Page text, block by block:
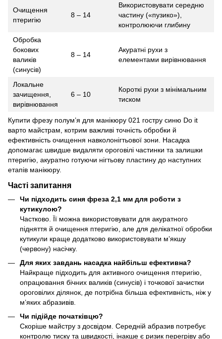
Очищення
птеригію
8 – 14
Використовувати середню
частину («пузико»),
контролюючи глибину
Обробка
бокових
валиків
(синусів)
8 – 14
Акуратні рухи з
елементами вирівнювання
Локальне
зачищення,
вирівнювання
6 – 10
Короткі рухи з мінімальним
тиском
Купити фрезу полум’я для манікюру 021 гостру синю Do it
варто майстрам, котрим важливі точність обробки й
ефективність очищення навколонігтьової зони. Насадка
допомагає швидше видаляти ороговілі частинки та залишки
птеригію, акуратно готуючи нігтьову пластину до наступних
етапів манікюру.
Часті запитання
Чи підходить синя фреза 2,1 мм для роботи з
кутикулою?
Частково. Її можна використовувати для акуратного
підняття й очищення птеригію, але для делікатної обробки
кутикули краще додатково використовувати м’якшу
(червону) насічку.
Для яких завдань насадка найбільш ефективна?
Найкраще підходить для активного очищення птеригію,
опрацювання бічних валиків (синусів) і точкової зачистки
ороговілих ділянок, де потрібна більша ефективність, ніж у
м’яких абразивів.
Чи підійде початківцю?
Скоріше майстру з досвідом. Середній абразив потребує
контролю тиску та швидкості, інакше є ризик перегріву або